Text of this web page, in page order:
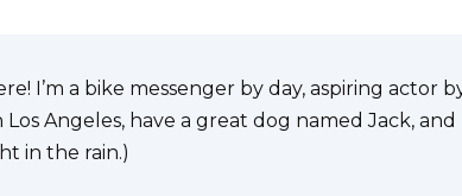
I’m a bike messenger by day, aspiring actor
Los Angeles, have a great dog named Jack,
in the rain.)